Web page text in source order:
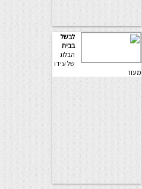
לבשל
בבית
הבלוג
של עידו
מעוז